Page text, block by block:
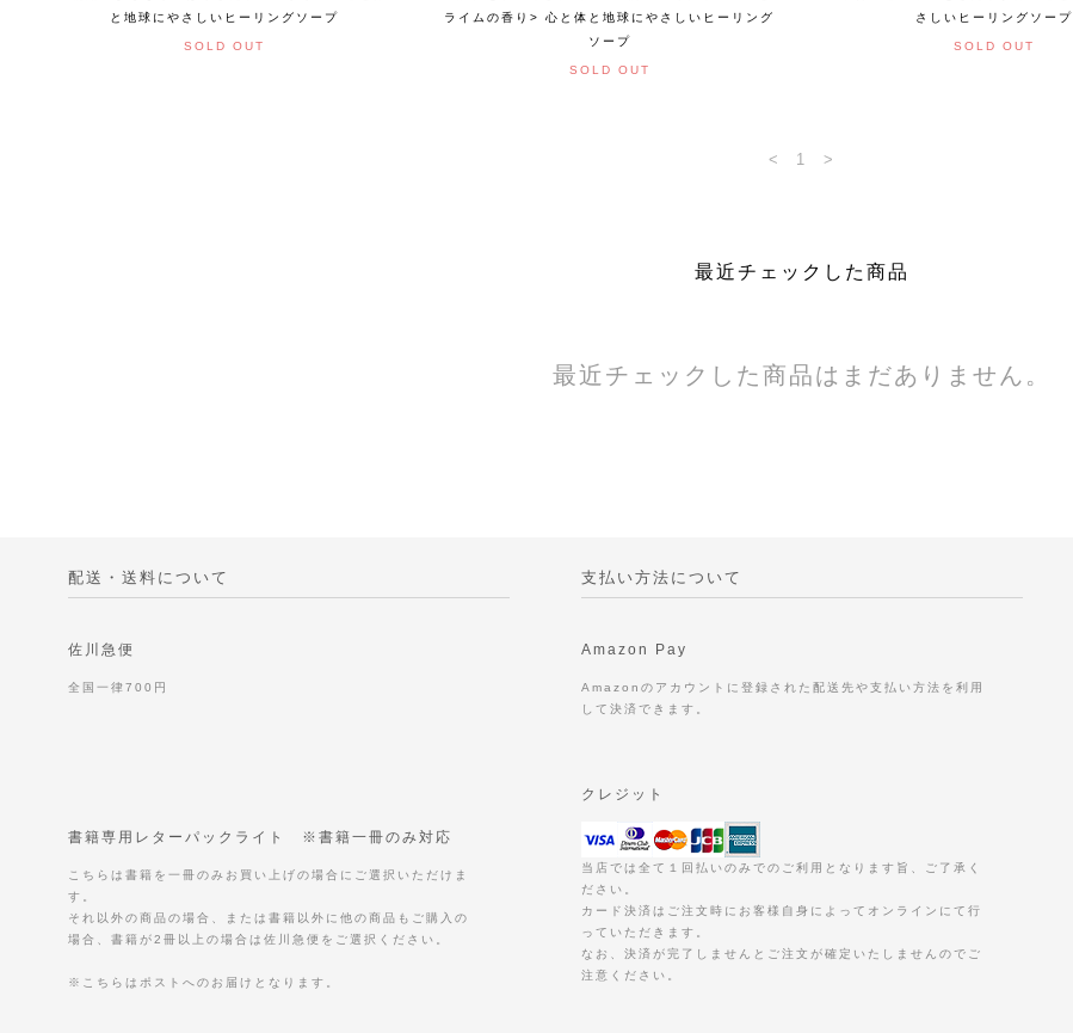
と地球にやさしいヒーリングソープ
SOLD OUT
ライムの香り> 心と体と地球にやさしいヒーリング
ソープ
SOLD OUT
さしいヒーリングソープ
SOLD OUT
< 1 >
最近チェックした商品
最近チェックした商品はまだありません。
配送・送料について
佐川急便
全国一律700円
書籍専用レターパックライト ※書籍一冊のみ対応
こちらは書籍を一冊のみお買い上げの場合にご選択いただけま
す。
それ以外の商品の場合、または書籍以外に他の商品もご購入の
場合、書籍が2冊以上の場合は佐川急便をご選択ください。
※こちらはポストへのお届けとなります。
支払い方法について
Amazon Pay
Amazonのアカウントに登録された配送先や支払い方法を利用
して決済できます。
クレジット
当店では全て１回払いのみでのご利用となります旨、ご了承く
ださい。
カード決済はご注文時にお客様自身によってオンラインにて行
っていただきます。
なお、決済が完了しませんとご注文が確定いたしませんのでご
注意ください。